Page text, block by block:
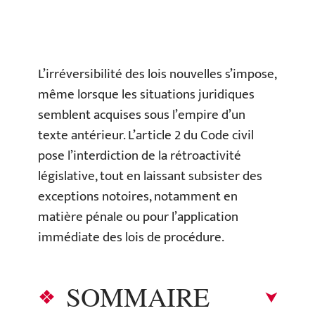
L’irréversibilité des lois nouvelles s’impose,
même lorsque les situations juridiques
semblent acquises sous l’empire d’un
texte antérieur. L’article 2 du Code civil
pose l’interdiction de la rétroactivité
législative, tout en laissant subsister des
exceptions notoires, notamment en
matière pénale ou pour l’application
immédiate des lois de procédure.
SOMMAIRE